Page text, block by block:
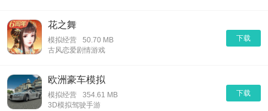
下载
花之舞
模拟经营
50.70 MB
古风恋爱剧情游戏
下载
欧洲豪车模拟
模拟经营
354.61 MB
3D模拟驾驶手游